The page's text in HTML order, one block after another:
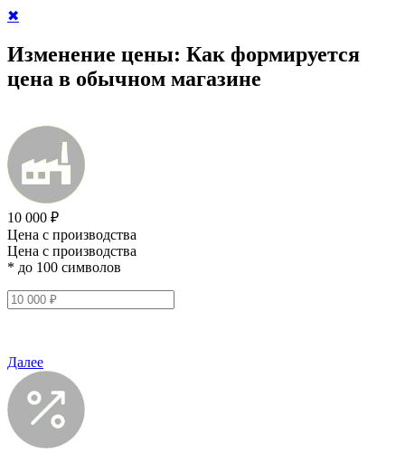
✖
Изменение цены: Как формируется
цена в обычном магазине
10 000 ₽
Цена с производства
Цена с производства
* до 100 символов
Далее